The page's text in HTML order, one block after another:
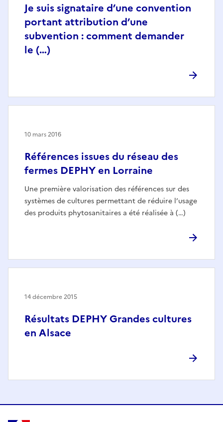
Je suis signataire d’une convention
portant attribution d’une
subvention : comment demander
le (…)
Références issues du réseau des
fermes DEPHY en Lorraine
Une première valorisation des références sur des
systèmes de cultures permettant de réduire l’usage
des produits phytosanitaires a été réalisée à (…)
10 mars 2016
Résultats DEPHY Grandes cultures
en Alsace
14 décembre 2015